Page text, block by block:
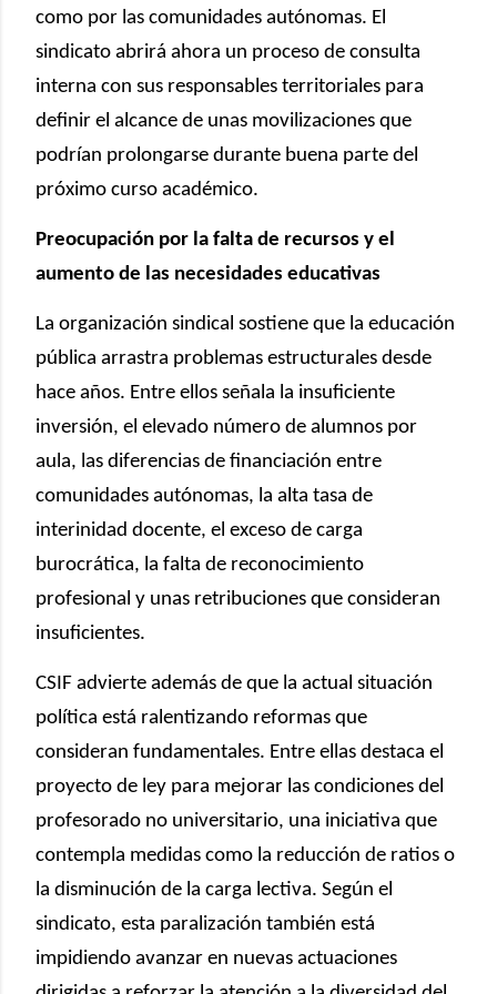
como por las comunidades autónomas. El
sindicato abrirá ahora un proceso de consulta
interna con sus responsables territoriales para
definir el alcance de unas movilizaciones que
podrían prolongarse durante buena parte del
próximo curso académico.
Preocupación por la falta de recursos y el
aumento de las necesidades educativas
La organización sindical sostiene que la educación
pública arrastra problemas estructurales desde
hace años. Entre ellos señala la insuficiente
inversión, el elevado número de alumnos por
aula, las diferencias de financiación entre
comunidades autónomas, la alta tasa de
interinidad docente, el exceso de carga
burocrática, la falta de reconocimiento
profesional y unas retribuciones que consideran
insuficientes.
CSIF advierte además de que la actual situación
política está ralentizando reformas que
consideran fundamentales. Entre ellas destaca el
proyecto de ley para mejorar las condiciones del
profesorado no universitario, una iniciativa que
contempla medidas como la reducción de ratios o
la disminución de la carga lectiva. Según el
sindicato, esta paralización también está
impidiendo avanzar en nuevas actuaciones